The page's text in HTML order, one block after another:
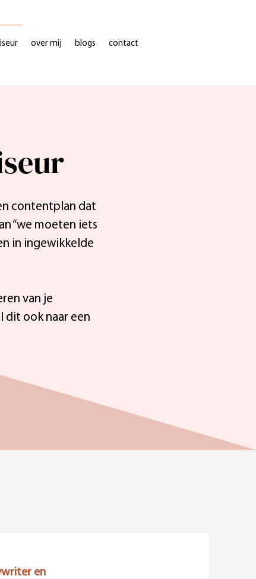
over mij blogs contact
contentplan dat
“we moeten iets
in ingewikkelde
van je
dit ook naar een
en